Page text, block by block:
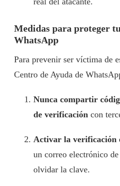
Medidas para proteger
WhatsApp
Para prevenir ser víctima de
Centro de Ayuda de
Nunca compartir
de verificación con
Activar la verificación
un correo electrónico
olvidar la clave.